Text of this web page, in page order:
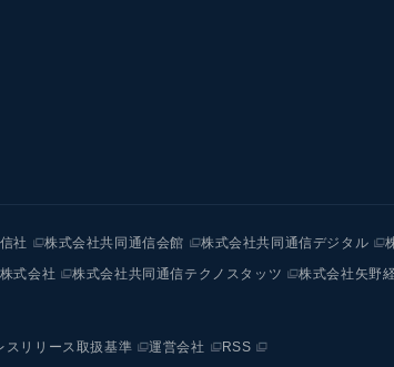
社 株式会社共同通信会館 株式会社共同通信デジタル
式会社 株式会社共同通信テクノスタッツ 株式会社矢野
スリリース取扱基準 運営会社 RSS